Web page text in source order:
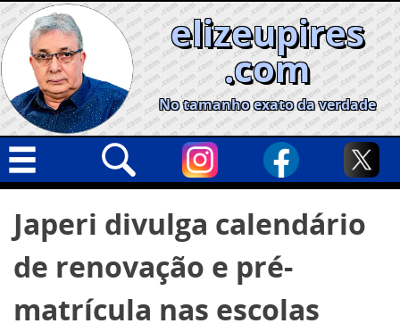
Skip
to
content
elizeupires
.com
No tamanho exato da verdade
Geral
Cidades
Política
por:
Japeri divulga calendário
de renovação e pré-
matrícula nas escolas